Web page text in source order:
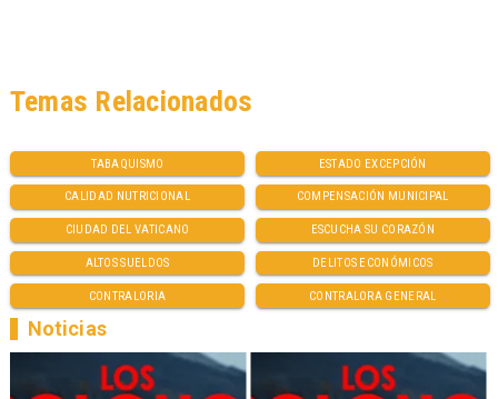
TABAQUISMO ESTADO EXCEPCIÓN
CALIDAD NUTRICIONAL COMPENSACIÓN MUNICIPAL
CIUDAD DEL VATICANO ESCUCHA SU CORAZÓN
ALTOS SUELDOS DELITOS ECONÓMICOS
CONTRALORIA CONTRALORA GENERAL
Temas Relacionados
Noticias